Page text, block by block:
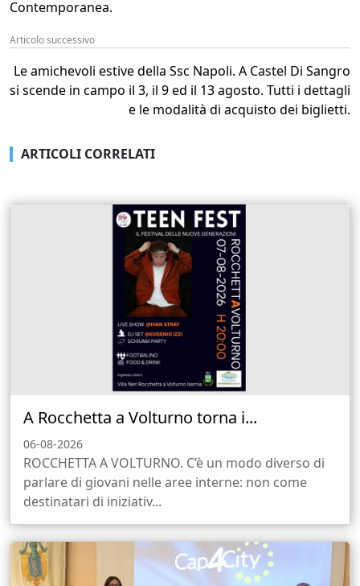
Contemporanea.
Articolo successivo
Le amichevoli estive della Ssc Napoli. A Castel Di Sangro
si scende in campo il 3, il 9 ed il 13 agosto. Tutti i dettagli
e le modalità di acquisto dei biglietti.
ARTICOLI CORRELATI
A Rocchetta a Volturno torna i...
06-08-2026
ROCCHETTA A VOLTURNO. C’è un modo diverso di
parlare di giovani nelle aree interne: non come
destinatari di iniziativ...